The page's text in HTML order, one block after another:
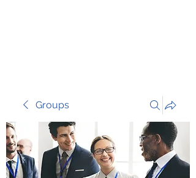
Groups